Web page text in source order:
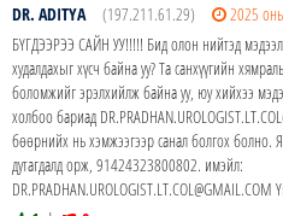
DR. ADITYA (197.211.61.29)
2025
БҮГДЭЭРЭЭ САЙН УУ!!!!! Бид олон нийтэд
худалдахыг хүсч байна уу? Та санхүүгийн
боломжийг эрэлхийлж байна уу, юу хийхээ
холбоо бариад
бөөрнийх нь хэмжээгээр санал болгох болно.
дутагдалд орж, 91424323800802. имэйл: